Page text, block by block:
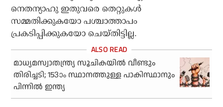
നെതന്യാഹു ഇതുവരെ തെറ്റുകള്‍
സമ്മതിക്കുകയോ പശ്ചാത്താപം
പ്രകടിപ്പിക്കുകയോ ചെയ്തിട്ടില്ല.
മാധ്യമസ്വാതന്ത്ര്യ സൂചികയില്‍ വീണ്ടും
തിരിച്ചടി; 153ാം സ്ഥാനത്തുള്ള പാകിസ്ഥാനും
പിന്നില്‍ ഇന്ത്യ